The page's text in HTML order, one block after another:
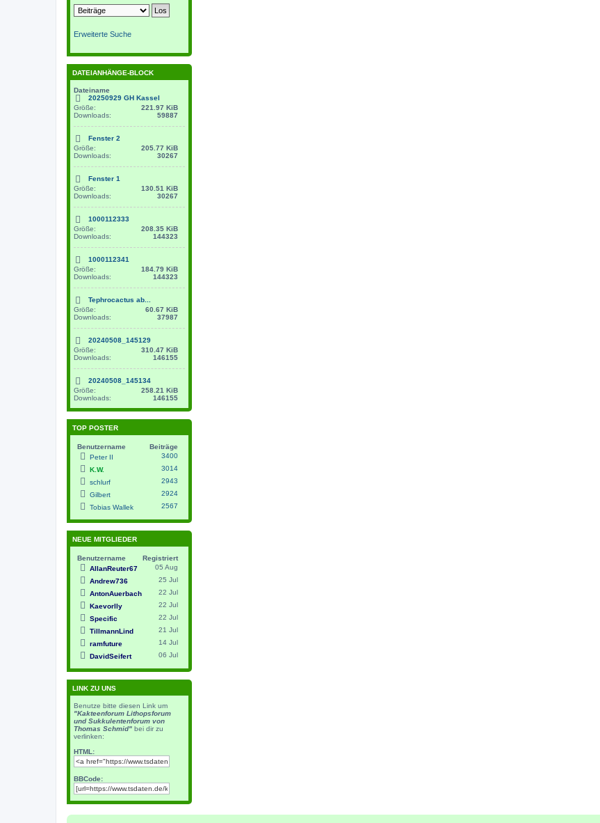
Erweiterte Suche
DATEIANHÄNGE-BLOCK
Dateiname
20250929 GH Kassel
Größe:
221.97 KiB
Downloads:
59887
Fenster 2
Größe:
205.77 KiB
Downloads:
30267
Fenster 1
Größe:
130.51 KiB
Downloads:
30267
1000112333
Größe:
208.35 KiB
Downloads:
144323
1000112341
Größe:
184.79 KiB
Downloads:
144323
Tephrocactus ab...
Größe:
60.67 KiB
Downloads:
37987
20240508_145129
Größe:
310.47 KiB
Downloads:
146155
20240508_145134
Größe:
258.21 KiB
Downloads:
146155
TOP POSTER
Benutzername
Beiträge
Peter II
3400
K.W.
3014
schlurf
2943
Gilbert
2924
Tobias Wallek
2567
NEUE MITGLIEDER
Benutzername
Registriert
AllanReuter67
05 Aug
Andrew736
25 Jul
AntonAuerbach
22 Jul
Kaevorlly
22 Jul
Specific
22 Jul
TillmannLind
21 Jul
ramfuture
14 Jul
DavidSeifert
06 Jul
LINK ZU UNS
Benutze bitte diesen Link um
"Kakteenforum Lithopsforum
und Sukkulentenforum von
Thomas Schmid" bei dir zu
verlinken:
HTML:
BBCode: